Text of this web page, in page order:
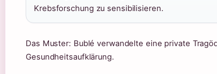
Krebsforschung zu sensibilisieren.
Das Muster: Bublé verwandelte eine private
Gesundheitsaufklärung.